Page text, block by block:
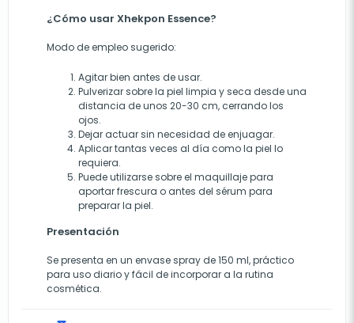
¿Cómo usar Xhekpon Essence?
Modo de empleo sugerido:
Agitar bien antes de usar.
Pulverizar sobre la piel limpia y seca desde una
distancia de unos 20-30 cm, cerrando los
ojos.
Dejar actuar sin necesidad de enjuagar.
Aplicar tantas veces al día como la piel lo
requiera.
Puede utilizarse sobre el maquillaje para
aportar frescura o antes del sérum para
preparar la piel.
Presentación
Se presenta en un envase spray de 150 ml, práctico
para uso diario y fácil de incorporar a la rutina
cosmética.